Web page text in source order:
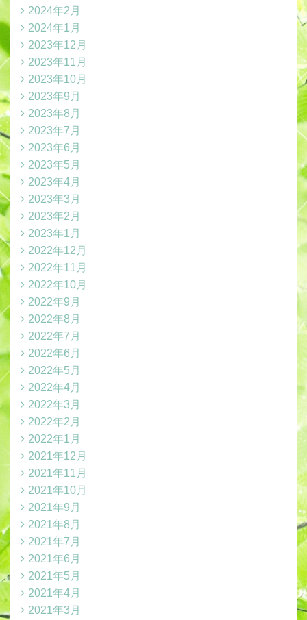
2024年2月
2024年1月
2023年12月
2023年11月
2023年10月
2023年9月
2023年8月
2023年7月
2023年6月
2023年5月
2023年4月
2023年3月
2023年2月
2023年1月
2022年12月
2022年11月
2022年10月
2022年9月
2022年8月
2022年7月
2022年6月
2022年5月
2022年4月
2022年3月
2022年2月
2022年1月
2021年12月
2021年11月
2021年10月
2021年9月
2021年8月
2021年7月
2021年6月
2021年5月
2021年4月
2021年3月